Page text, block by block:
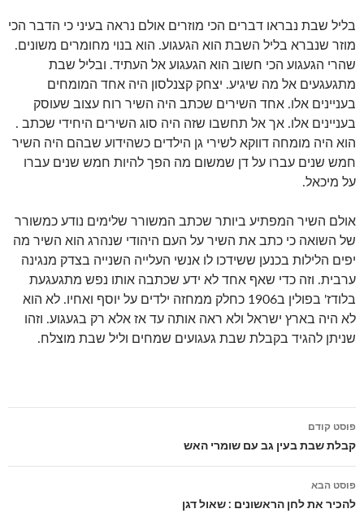
בליל שבת נבראו דברים הכי מוזרים אולם נראה בעיני כי הדבר הכי
מוזר שנברא בליל השבת הוא הגעגוע. הוא בנוי מחומרים משונים.
שהרי הגעגוע הכי חשוב הוא הגעגוע אל העתיד. ובליל שבת
מתגעגעים אל מה שיגיע. יצחק קצנלסון היה אחד המומחים
בעניינים אלו. אחד השירים שכתב היה השיר רוח עצוב שעוסק
בעניינים אלו. אך אל תחשבו שזה היה סוג השירים היחידי שכתב .
הוא היה מומחה דווקא לשירי גן הילדים כשהידוע שבהם היה השיר
חמש שנים עברו על דן שמשום מה הפך להיות חמש שנים עברו
על מיכאל.
אולם השיר המפתיע ביותר שכתב המשורר שלימים נודע כמשורר
של השואה כי כתב את השיר על העם היהודי שנהרג הוא השיר מה
יפים הלילות בכנען ששידכו לו אנשי העלייה השנייה בצדק מנגינה
ערבית. וזה כדי שאף אחד לא ידע שכתבה אותו נפש מתגעגעת
בלודז' בפולין ב1906 כחלק ממחזה ילדים על יוסף ואחיו. לא הוא
לא היה בארץ ישראל ולא ראה אותה עד אז אלא רק בגעגוע. וזהו
שניתן להגיד בקבלת שבת געגועים שמחים וליל שבת מוצלח.
ניווט
פוסטים
פוסט קודם
קבלת שבת בעין גב עם שומרי האש
פוסט הבא
להכיר את לחן הראשונים : שאול דגן